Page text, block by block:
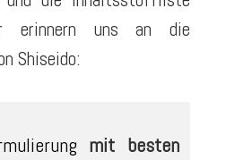
erinnern uns an die
Shiseido:
mit besten